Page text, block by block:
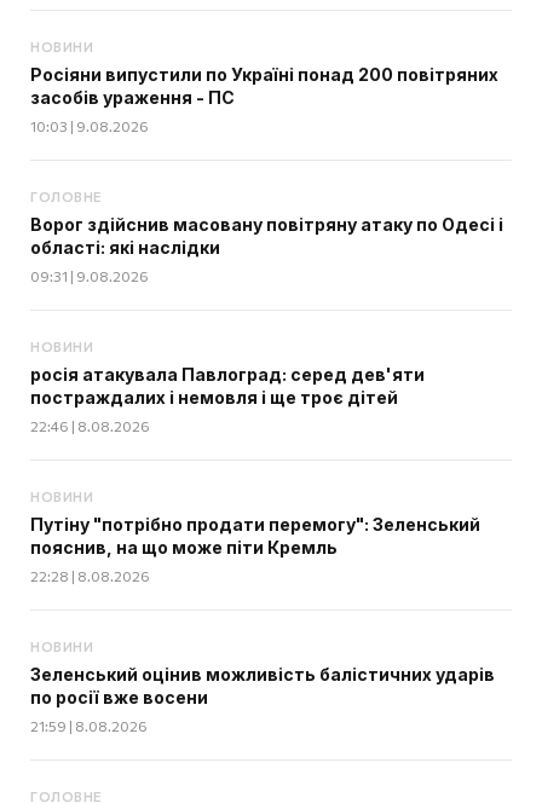
НОВИНИ
Росіяни випустили по Україні понад 200 повітряних
засобів ураження - ПС
10:03 | 9.08.2026
ГОЛОВНЕ
Ворог здійснив масовану повітряну атаку по Одесі і
області: які наслідки
09:31 | 9.08.2026
НОВИНИ
росія атакувала Павлоград: серед дев'яти
постраждалих і немовля і ще троє дітей
22:46 | 8.08.2026
НОВИНИ
Путіну "потрібно продати перемогу": Зеленський
пояснив, на що може піти Кремль
22:28 | 8.08.2026
НОВИНИ
Зеленський оцінив можливість балістичних ударів
по росії вже восени
21:59 | 8.08.2026
ГОЛОВНЕ